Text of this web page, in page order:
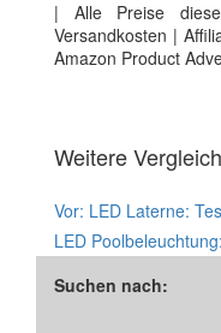
| Alle Preise
Versandkosten |
Amazon Product
Weitere
Vor: LED Laterne:
LED
Suchen nach: